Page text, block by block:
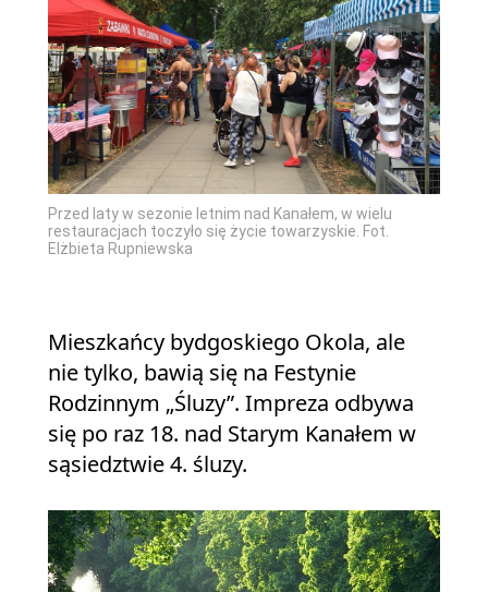
Przed laty w sezonie letnim nad Kanałem, w wielu
restauracjach toczyło się życie towarzyskie. Fot.
Elżbieta Rupniewska
Mieszkańcy bydgoskiego Okola, ale
nie tylko, bawią się na Festynie
Rodzinnym „Śluzy”. Impreza odbywa
się po raz 18. nad Starym Kanałem w
sąsiedztwie 4. śluzy.